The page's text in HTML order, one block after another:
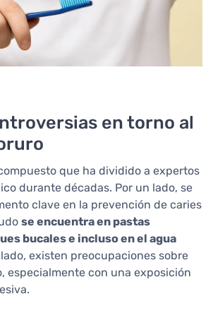
en torno al
que ha dividido a expertos
durante décadas. Por un lado, se
clave en la prevención de caries
se encuentra en pastas
bucales e incluso en el agua
existen preocupaciones sobre
especialmente con una exposición